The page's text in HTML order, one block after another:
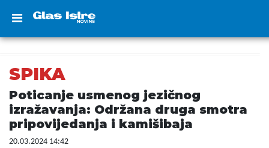
SPIKA
Poticanje usmenog jezičnog
izražavanja: Održana druga smotra
pripovijedanja i kamišibaja
20.03.2024 14:42